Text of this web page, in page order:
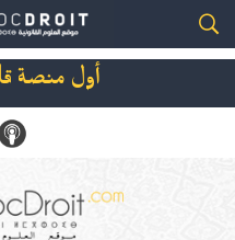
أول منصة